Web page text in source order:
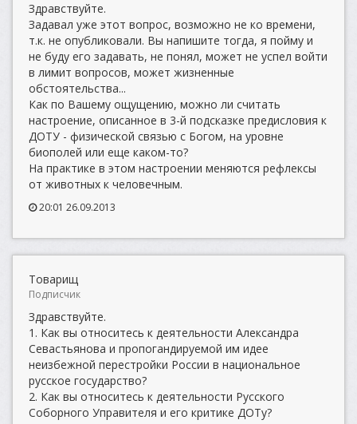
Здравствуйте.
Задавал уже этот вопрос, возможно не ко времени,
т.к. не опубликовали. Вы напишите тогда, я пойму и
не буду его задавать, не понял, может не успел войти
в лимит вопросов, может жизненные
обстоятельства...
Как по Вашему ощущению, можно ли считать
настроение, описанное в 3-й подсказке предисловия к
ДОТУ - физической связью с Богом, на уровне
биополей или еще каком-то?
На практике в этом настроении меняются рефлексы
от животных к человечным.
20:01 26.09.2013
Товарищ
Подписчик
Здравствуйте.
1. Как вы относитесь к деятельности Александра
Севастьянова и пропогандируемой им идее
неизбежной перестройки России в национальное
русское государство?
2. Как вы относитесь к деятельности Русского
Cоборного Управителя и его критике ДОТу?